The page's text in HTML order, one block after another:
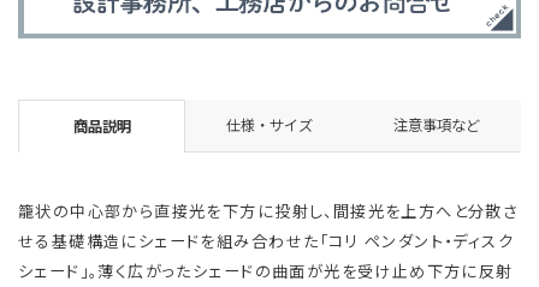
商品説明 仕様・サイズ 注意事項など
籠状の中心部から直接光を下方に投射し、間接光を上方へと分散さ
せる基礎構造にシェードを組み合わせた「コリ ペンダント・ディスク
シェード」。薄く広がったシェードの曲面が光を受け止め下方に反射